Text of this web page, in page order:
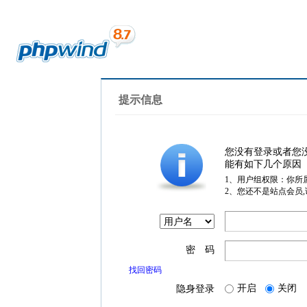
提示信息
您没有登录或者您
能有如下几个原因
1、用户组权限：你所
2、您还不是站点会员
密 码
找回密码
隐身登录 开启 关闭